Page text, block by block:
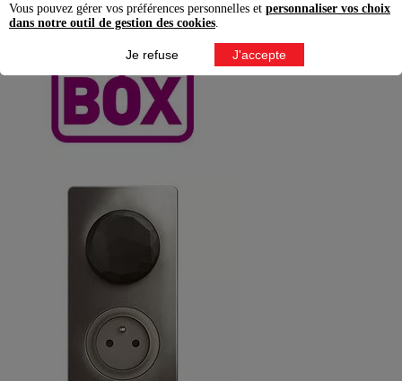
Vous pouvez gérer vos préférences personnelles et personnaliser vos choix
dans notre outil de gestion des cookies
Je refuse J'accepte